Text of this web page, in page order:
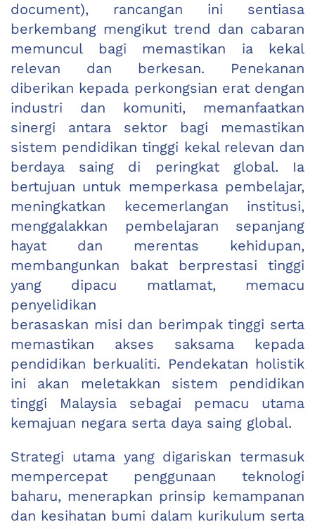
document), rancangan ini sentiasa
berkembang mengikut trend dan cabaran
memuncul bagi memastikan ia kekal
relevan dan berkesan. Penekanan
diberikan kepada perkongsian erat dengan
industri dan komuniti, memanfaatkan
sinergi antara sektor bagi memastikan
sistem pendidikan tinggi kekal relevan dan
berdaya saing di peringkat global. Ia
bertujuan untuk memperkasa pembelajar,
meningkatkan kecemerlangan institusi,
menggalakkan pembelajaran sepanjang
hayat dan merentas kehidupan,
membangunkan bakat berprestasi tinggi
yang dipacu matlamat, memacu
penyelidikan
berasaskan misi dan berimpak tinggi serta
memastikan akses saksama kepada
pendidikan berkualiti. Pendekatan holistik
ini akan meletakkan sistem pendidikan
tinggi Malaysia sebagai pemacu utama
kemajuan negara serta daya saing global.
Strategi utama yang digariskan termasuk
mempercepat penggunaan teknologi
baharu, menerapkan prinsip kemampanan
dan kesihatan bumi dalam kurikulum serta